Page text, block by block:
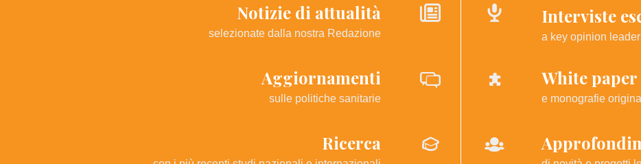
Notizie di attualità
selezionate dalla nostra Redazione
Interviste
a key opinion
Aggiornamenti
sulle politiche sanitarie
White paper
e monografie
Ricerca